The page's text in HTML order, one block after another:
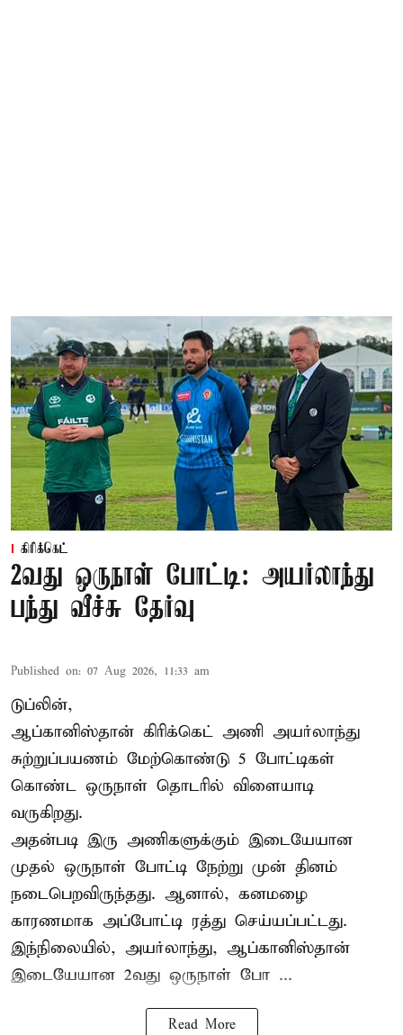
கிரிக்கெட்
2வது ஒருநாள் போட்டி: அயர்லாந்து
பந்து வீச்சு தேர்வு
Published on: 07 Aug 2026, 11:33 am
டுப்லின்,
ஆப்கானிஸ்தான் கிரிக்கெட் அணி அயர்லாந்து
சுற்றுப்பயணம் மேற்கொண்டு 5 போட்டிகள்
கொண்ட ஒருநாள் தொடரில் விளையாடி
வருகிறது.
அதன்படி இரு அணிகளுக்கும் இடையேயான
முதல் ஒருநாள் போட்டி நேற்று முன் தினம்
நடைபெறவிருந்தது. ஆனால், கனமழை
காரணமாக அப்போட்டி ரத்து செய்யப்பட்டது.
இந்நிலையில், அயர்லாந்து, ஆப்கானிஸ்தான்
இடையேயான 2வது ஒருநாள் போ ...
Read More